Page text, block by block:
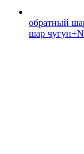
обратный
шар